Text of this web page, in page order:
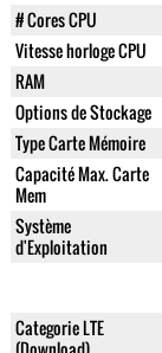
# Cores CPU
Vitesse horloge CPU
RAM
Options de Stockage
Type Carte Mémoire
Capacité Max. Carte
Mem
Système
d'Exploitation
Categorie LTE